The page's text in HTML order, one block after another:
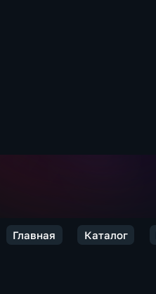
Главная Каталог